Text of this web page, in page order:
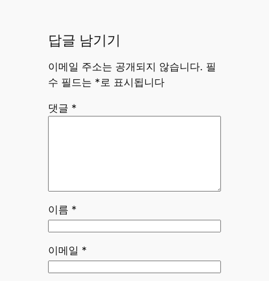
답글 남기기
이메일 주소는 공개되지 않습니다. 필
수 필드는 *로 표시됩니다
댓글 *
이름 *
이메일 *